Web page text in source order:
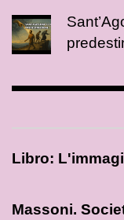
Libro:
Massoni.